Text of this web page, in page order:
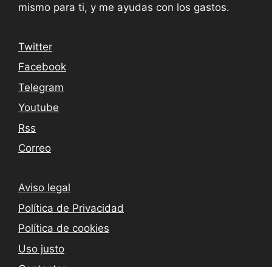
mismo para ti, y me ayudas con los gastos.
Twitter
Facebook
Telegram
Youtube
Rss
Correo
Aviso legal
Política de Privacidad
Política de cookies
Uso justo